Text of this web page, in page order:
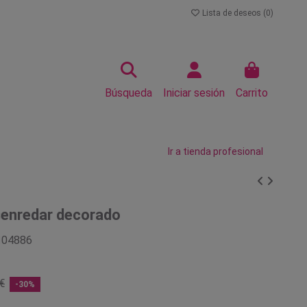
Lista de deseos (0)
Búsqueda Iniciar sesión Carrito
Ir a tienda profesional
decorado
-30%